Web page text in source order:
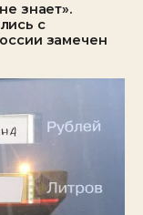
знает».
с
замечен